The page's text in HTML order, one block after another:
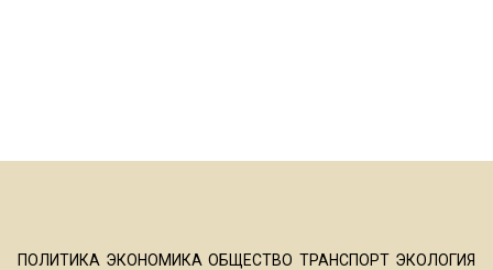
ПОЛИТИКА ЭКОНОМИКА ОБЩЕСТВО ТРАНСПОРТ ЭКОЛОГИЯ